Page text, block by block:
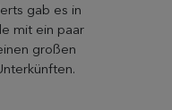
gab es in
mit ein paar
großen